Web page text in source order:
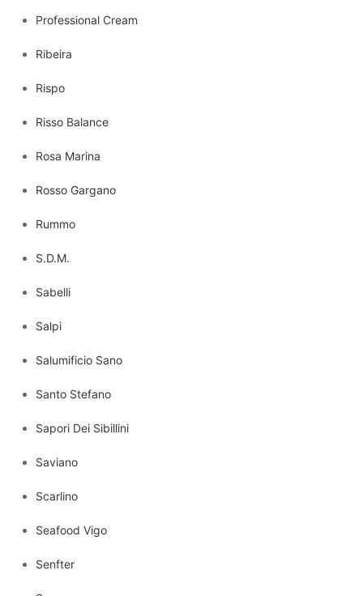
Professional Cream
Ribeira
Rispo
Risso Balance
Rosa Marina
Rosso Gargano
Rummo
S.D.M.
Sabelli
Salpi
Salumificio Sano
Santo Stefano
Sapori Dei Sibillini
Saviano
Scarlino
Seafood Vigo
Senfter